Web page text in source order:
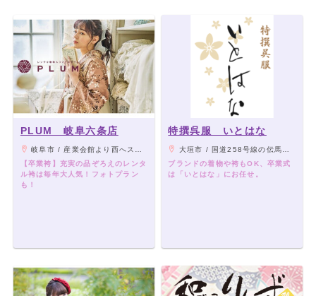
PLUM 岐阜六条店
岐阜市 / 産業会館より西へスグ! パナソニックさんのお隣です
【卒業袴】充実の品ぞろえのレンタ
ル袴は毎年大人気！フォトプラン
も！
特撰呉服 いとはな
大垣市 / 国道258号線の伝馬町交差点角
ブランドの着物や袴もOK、卒業式
は「いとはな」にお任せ。